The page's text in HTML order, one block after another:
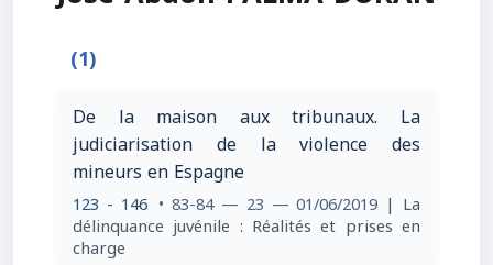
(1)
De la maison aux tribunaux. La
judiciarisation de la violence des
mineurs en Espagne
123 - 146 • 83-84 — 23 — 01/06/2019 | La
délinquance juvénile : Réalités et prises en
charge